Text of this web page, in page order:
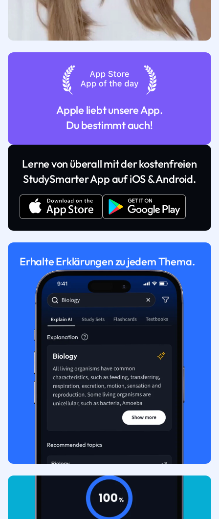
Apple liebt unsere App.
Du bestimmt auch!
Lerne von überall mit der kostenfreien
StudySmarter App auf iOS & Android.
Erhalte Erklärungen zu jedem Thema.